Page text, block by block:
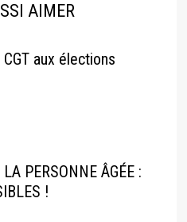
AIMER
aux élections
PERSONNE ÂGÉE :
!